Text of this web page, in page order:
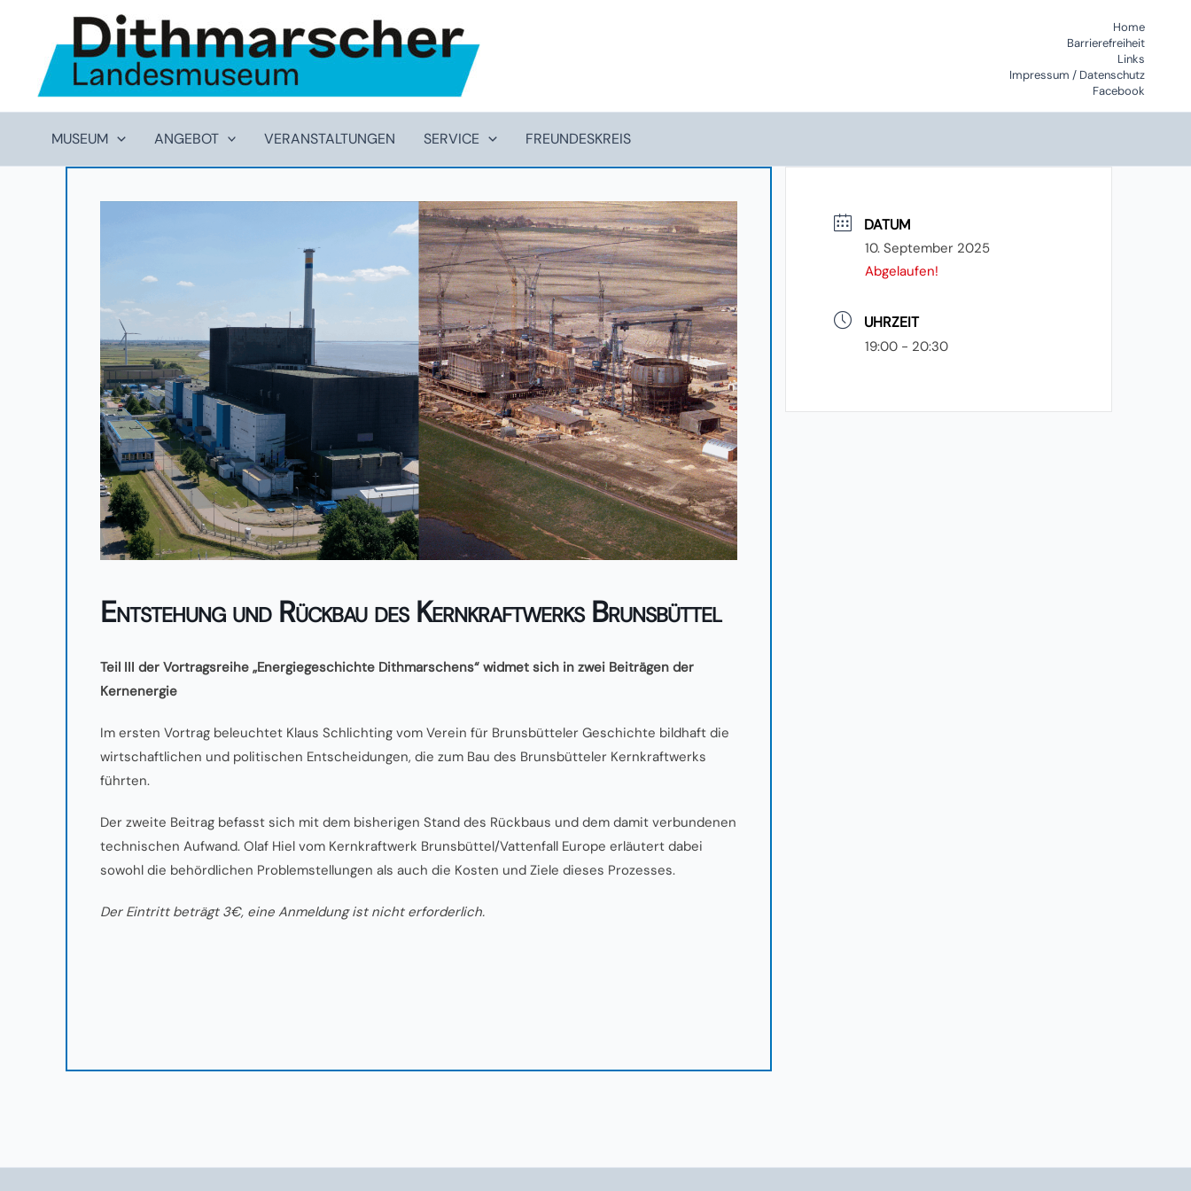
springen
Home
Barrierefreiheit
Links
Impressum / Datenschutz
Facebook
MUSEUM ANGEBOT VERANSTALTUNGEN SERVICE FREUNDESKREIS
Entstehung und Rückbau des Kernkraftwerks Brunsbüttel
Teil III der Vortragsreihe „Energiegeschichte Dithmarschens“ widmet sich in zwei Beiträgen der
Kernenergie
Im ersten Vortrag beleuchtet Klaus Schlichting vom Verein für Brunsbütteler Geschichte bildhaft die
wirtschaftlichen und politischen Entscheidungen, die zum Bau des Brunsbütteler Kernkraftwerks
führten.
Der zweite Beitrag befasst sich mit dem bisherigen Stand des Rückbaus und dem damit verbundenen
technischen Aufwand. Olaf Hiel vom Kernkraftwerk Brunsbüttel/Vattenfall Europe erläutert dabei
sowohl die behördlichen Problemstellungen als auch die Kosten und Ziele dieses Prozesses.
Der Eintritt beträgt 3€, eine Anmeldung ist nicht erforderlich.
DATUM
10. September 2025
Abgelaufen!
UHRZEIT
19:00 - 20:30